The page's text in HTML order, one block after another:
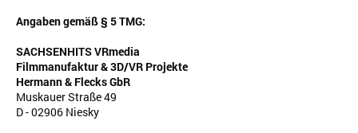
Angaben gemäß § 5 TMG:
SACHSENHITS VRmedia
Filmmanufaktur & 3D/VR Projekte
Hermann & Flecks GbR
Muskauer Straße 49
D - 02906 Niesky